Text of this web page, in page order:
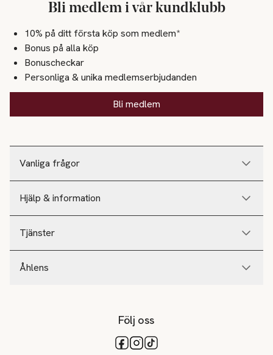
Vanliga frågor
Hjälp & information
Tjänster
Åhlens
Bli medlem i vår kundklubb
10% på ditt första köp som medlem*
Bonus på alla köp
Bonuscheckar
Personliga & unika medlemserbjudanden
Bli medlem
Följ oss